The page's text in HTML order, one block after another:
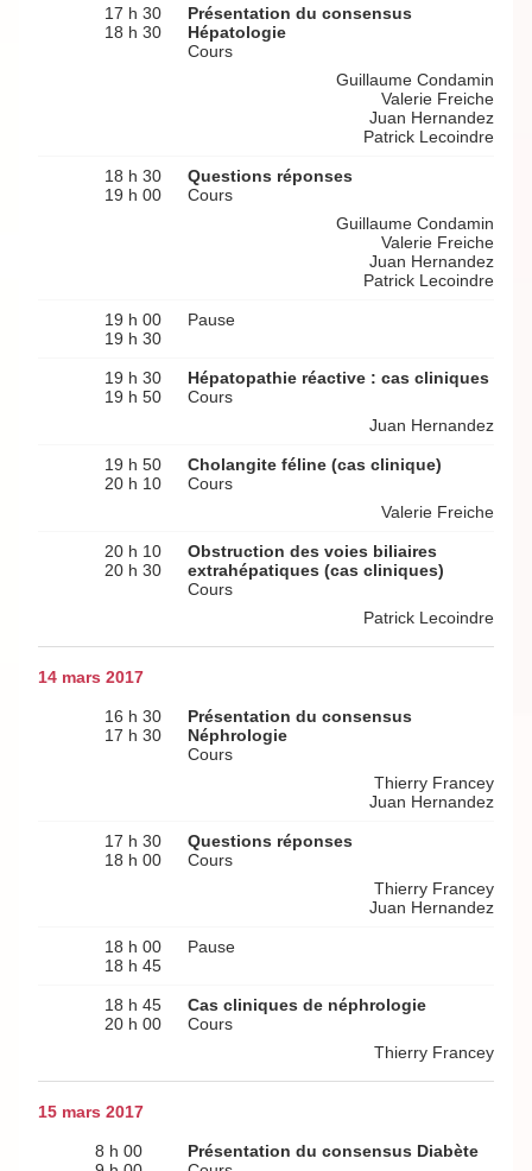
17 h 30
18 h 30
Présentation du consensus
Hépatologie
Cours
Guillaume Condamin
Valerie Freiche
Juan Hernandez
Patrick Lecoindre
18 h 30
19 h 00
Questions réponses
Cours
Guillaume Condamin
Valerie Freiche
Juan Hernandez
Patrick Lecoindre
19 h 00
19 h 30
Pause
19 h 30
19 h 50
Hépatopathie réactive : cas cliniques
Cours
Juan Hernandez
19 h 50
20 h 10
Cholangite féline (cas clinique)
Cours
Valerie Freiche
20 h 10
20 h 30
Obstruction des voies biliaires
extrahépatiques (cas cliniques)
Cours
Patrick Lecoindre
14 mars 2017
16 h 30
17 h 30
Présentation du consensus
Néphrologie
Cours
Thierry Francey
Juan Hernandez
17 h 30
18 h 00
Questions réponses
Cours
Thierry Francey
Juan Hernandez
18 h 00
18 h 45
Pause
18 h 45
20 h 00
Cas cliniques de néphrologie
Cours
Thierry Francey
15 mars 2017
8 h 00
Présentation du consensus Diabète